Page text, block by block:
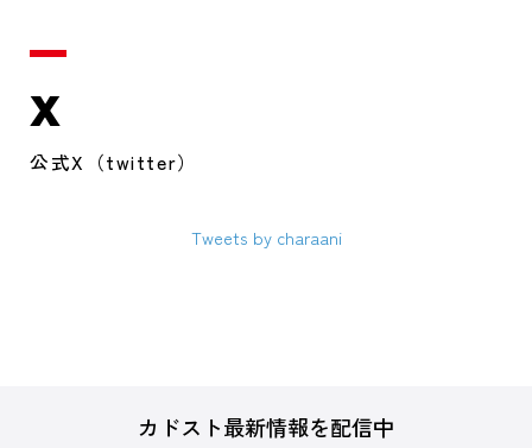
X
公式X（twitter）
Tweets by charaani
カドスト最新情報を配信中